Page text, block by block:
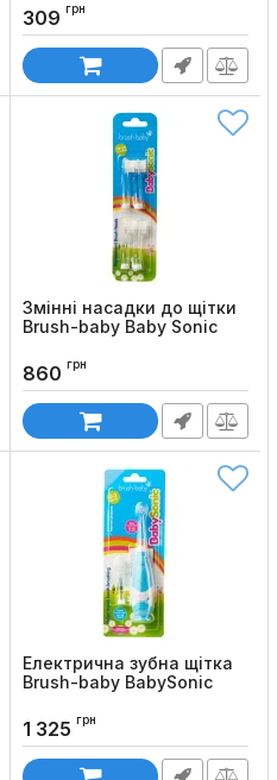
Код товару:
309 грн
Змінні насадки до щітки
Brush-baby Baby Sonic
Код товару:
860 грн
Електрична зубна щітка
Brush-baby BabySonic
Код товару:
1 325 грн